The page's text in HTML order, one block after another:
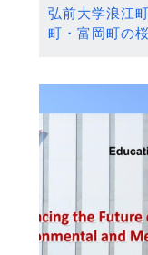
弘前大学浪江
町・富岡町の